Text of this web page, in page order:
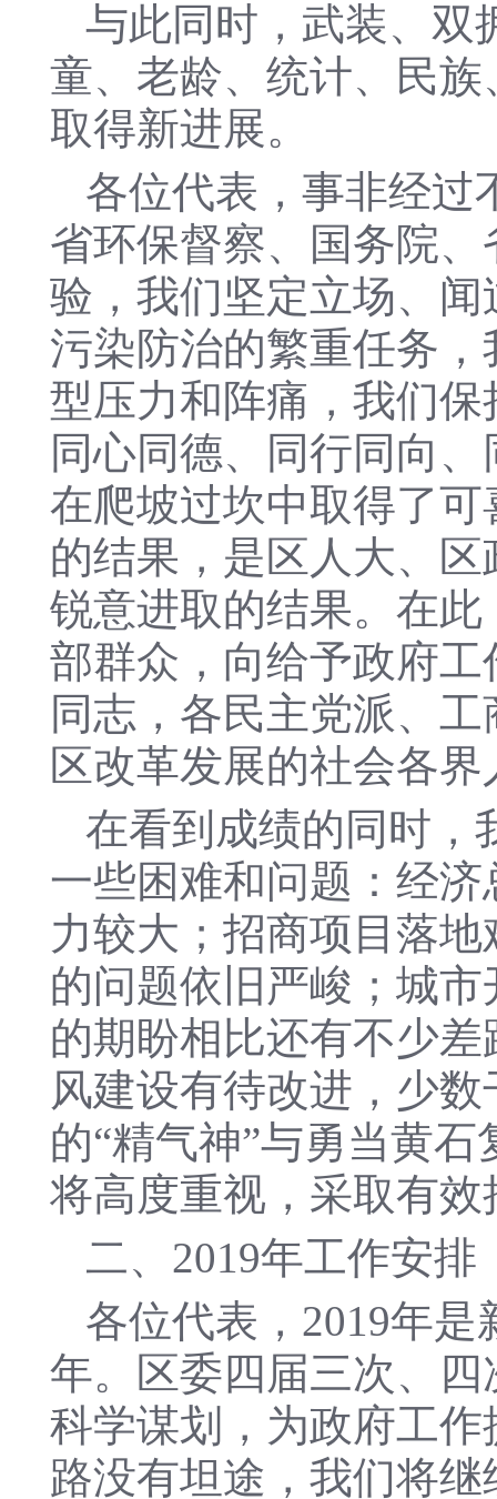
与此同时，武装、双
童、老龄、统计、民
取得新进展。
各位代表，事非经过
省环保督察、国务院
验，我们坚定立场、
污染防治的繁重任务
型压力和阵痛，我们
同心同德、同行同向
在爬坡过坎中取得了
的结果，是区人大、
锐意进取的结果。在
部群众，向给予政府
同志，各民主党派、
区改革发展的社会各
在看到成绩的同时，
一些困难和问题：经
力较大；招商项目落
的问题依旧严峻；城
的期盼相比还有不少
风建设有待改进，少
的“精气神”与勇当黄
将高度重视，采取有
二、2019年工作安排
各位代表，2019年
年。区委四届三次、
科学谋划，为政府工
路没有坦途，我们将